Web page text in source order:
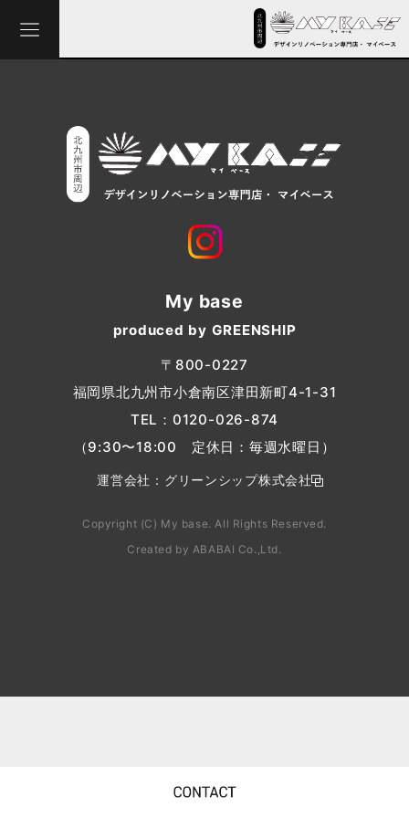
My base
produced by GREENSHIP
〒800-0227
福岡県北九州市小倉南区津田新町4-1-31
TEL： 0120-026-874
（9:30〜18:00 定休日：毎週水曜日）
運営会社： グリーンシップ株式会社
Copyright (C) My base. All Rights Reserved.
Created by ABABAI Co.,Ltd.